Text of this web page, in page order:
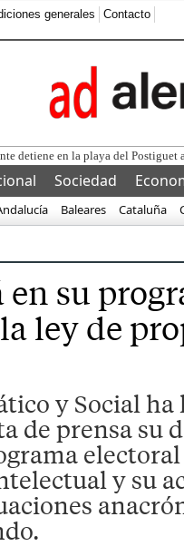
generales Contacto
detiene en la playa del Postiguet
Sociedad
Baleares Cataluña
en su
ley de
y Social
de prensa su
y su